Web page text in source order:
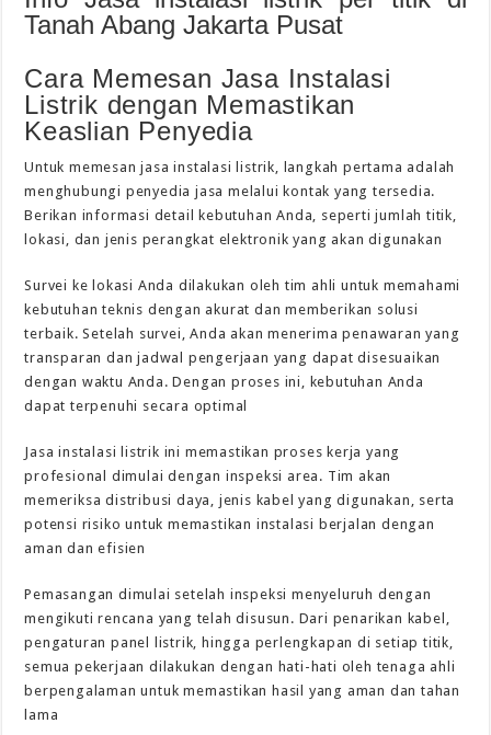
Tanah Abang Jakarta Pusat
Cara Memesan Jasa Instalasi
Listrik dengan Memastikan
Keaslian Penyedia
Untuk memesan jasa instalasi listrik, langkah pertama adalah
menghubungi penyedia jasa melalui kontak yang tersedia.
Berikan informasi detail kebutuhan Anda, seperti jumlah titik,
lokasi, dan jenis perangkat elektronik yang akan digunakan
Survei ke lokasi Anda dilakukan oleh tim ahli untuk memahami
kebutuhan teknis dengan akurat dan memberikan solusi
terbaik. Setelah survei, Anda akan menerima penawaran yang
transparan dan jadwal pengerjaan yang dapat disesuaikan
dengan waktu Anda. Dengan proses ini, kebutuhan Anda
dapat terpenuhi secara optimal
Jasa instalasi listrik ini memastikan proses kerja yang
profesional dimulai dengan inspeksi area. Tim akan
memeriksa distribusi daya, jenis kabel yang digunakan, serta
potensi risiko untuk memastikan instalasi berjalan dengan
aman dan efisien
Pemasangan dimulai setelah inspeksi menyeluruh dengan
mengikuti rencana yang telah disusun. Dari penarikan kabel,
pengaturan panel listrik, hingga perlengkapan di setiap titik,
semua pekerjaan dilakukan dengan hati-hati oleh tenaga ahli
berpengalaman untuk memastikan hasil yang aman dan tahan
lama